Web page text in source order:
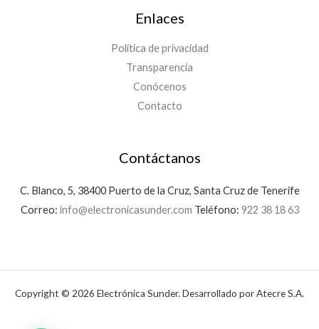
Enlaces
Política de privacidad
Transparencia
Conócenos
Contacto
Contáctanos
C. Blanco, 5, 38400 Puerto de la Cruz, Santa Cruz de Tenerife
Correo: info@electronicasunder.com Teléfono: 922 38 18 63
Copyright © 2026 Electrónica Sunder. Desarrollado por Atecre S.A.